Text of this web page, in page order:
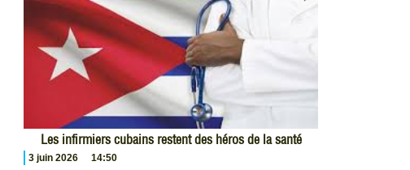
Les infirmiers cubains restent des héros de la santé
3 juin 2026 14:50